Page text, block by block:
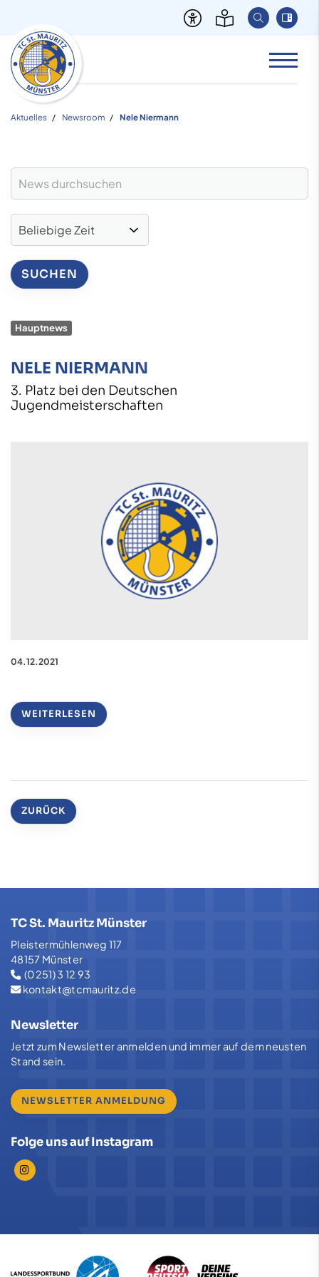
Aktuelles Newsroom Nele Niermann
Hauptnews
NELE NIERMANN
3. Platz bei den Deutschen
Jugendmeisterschaften
04.12.2021
WEITERLESEN
ZURÜCK
TC St. Mauritz Münster
Pleistermühlenweg 117
48157 Münster
(0251) 3 12 93
kontakt@tcmauritz.de
Newsletter
Jetzt zum Newsletter anmelden und immer auf dem neusten
Stand sein.
NEWSLETTER ANMELDUNG
Folge uns auf Instagram